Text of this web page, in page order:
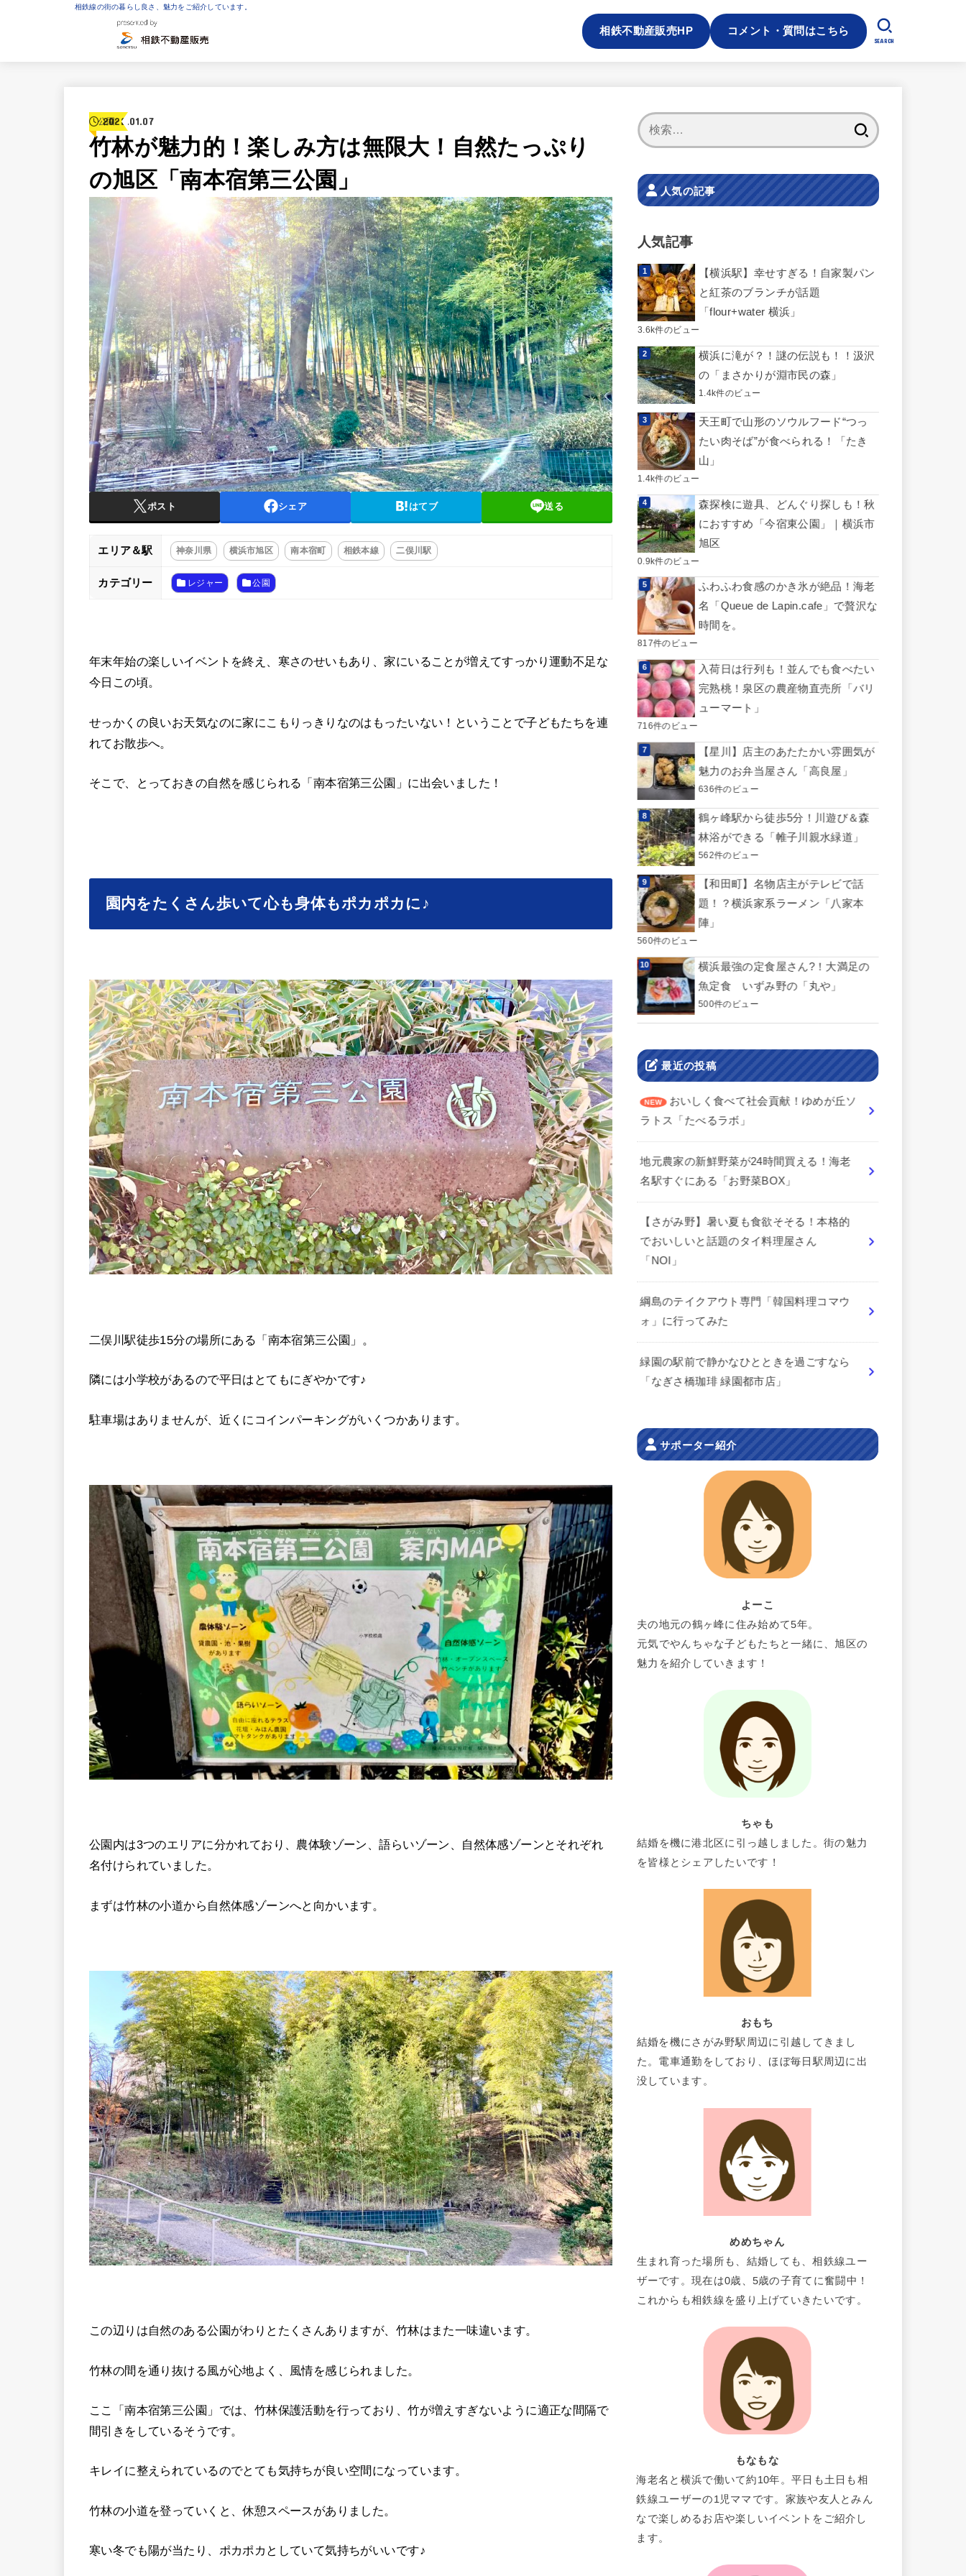
相鉄線の街の暮らし良さ、魅力をご紹介しています。
相鉄不動産販売HP コメント・質問はこちら
SEARCH
公園
2022.01.07
竹林が魅力的！楽しみ方は無限大！自然たっぷり
の旭区「南本宿第三公園」
ポスト シェア はてブ 送る
エリア＆駅 神奈川県 横浜市旭区 南本宿町 相鉄本線 二俣川駅
カテゴリー レジャー 公園
年末年始の楽しいイベントを終え、寒さのせいもあり、家にいることが増えてすっかり運動不足な
今日この頃。
せっかくの良いお天気なのに家にこもりっきりなのはもったいない！ということで子どもたちを連
れてお散歩へ。
そこで、とっておきの自然を感じられる「南本宿第三公園」に出会いました！
園内をたくさん歩いて心も身体もポカポカに♪
二俣川駅徒歩15分の場所にある「南本宿第三公園」。
隣には小学校があるので平日はとてもにぎやかです♪
駐車場はありませんが、近くにコインパーキングがいくつかあります。
公園内は3つのエリアに分かれており、農体験ゾーン、語らいゾーン、自然体感ゾーンとそれぞれ
名付けられていました。
まずは竹林の小道から自然体感ゾーンへと向かいます。
この辺りは自然のある公園がわりとたくさんありますが、竹林はまた一味違います。
竹林の間を通り抜ける風が心地よく、風情を感じられました。
ここ「南本宿第三公園」では、竹林保護活動を行っており、竹が増えすぎないように適正な間隔で
間引きをしているそうです。
キレイに整えられているのでとても気持ちが良い空間になっています。
竹林の小道を登っていくと、休憩スペースがありました。
寒い冬でも陽が当たり、ポカポカとしていて気持ちがいいです♪
人気の記事
人気記事
【横浜駅】幸せすぎる！自家製パン
と紅茶のブランチが話題
「flour+water 横浜」
3.6k件のビュー
横浜に滝が？！謎の伝説も！！汲沢
の「まさかりが淵市民の森」
1.4k件のビュー
天王町で山形のソウルフード“つっ
たい肉そば”が食べられる！「たき
山」
1.4k件のビュー
森探検に遊具、どんぐり探しも！秋
におすすめ「今宿東公園」｜横浜市
旭区
0.9k件のビュー
ふわふわ食感のかき氷が絶品！海老
名「Queue de Lapin.cafe」で贅沢な
時間を。
817件のビュー
入荷日は行列も！並んでも食べたい
完熟桃！泉区の農産物直売所「バリ
ューマート」
716件のビュー
【星川】店主のあたたかい雰囲気が
魅力のお弁当屋さん「高良屋」
636件のビュー
鶴ヶ峰駅から徒歩5分！川遊び＆森
林浴ができる「帷子川親水緑道」
562件のビュー
【和田町】名物店主がテレビで話
題！？横浜家系ラーメン「八家本
陣」
560件のビュー
横浜最強の定食屋さん?！大満足の
魚定食 いずみ野の「丸や」
500件のビュー
最近の投稿
おいしく食べて社会貢献！ゆめが丘ソ
ラトス「たべるラボ」
地元農家の新鮮野菜が24時間買える！海老
名駅すぐにある「お野菜BOX」
【さがみ野】暑い夏も食欲そそる！本格的
でおいしいと話題のタイ料理屋さん
「NOI」
綱島のテイクアウト専門「韓国料理コマウ
ォ」に行ってみた
緑園の駅前で静かなひとときを過ごすなら
「なぎさ橋珈琲 緑園都市店」
サポーター紹介
よーこ
夫の地元の鶴ヶ峰に住み始めて5年。
元気でやんちゃな子どもたちと一緒に、旭区の
魅力を紹介していきます！
ちゃも
結婚を機に港北区に引っ越しました。街の魅力
を皆様とシェアしたいです！
おもち
結婚を機にさがみ野駅周辺に引越してきまし
た。電車通勤をしており、ほぼ毎日駅周辺に出
没しています。
めめちゃん
生まれ育った場所も、結婚しても、相鉄線ユー
ザーです。現在は0歳、5歳の子育てに奮闘中！
これからも相鉄線を盛り上げていきたいです。
もなもな
海老名と横浜で働いて約10年。平日も土日も相
鉄線ユーザーの1児ママです。家族や友人とみん
なで楽しめるお店や楽しいイベントをご紹介し
ます。